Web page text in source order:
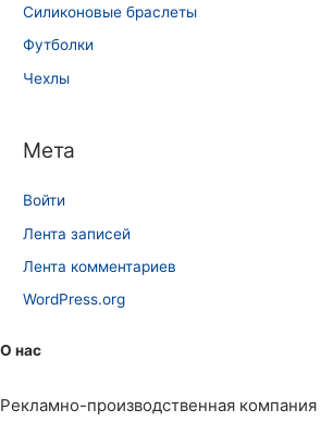
Силиконовые браслеты
Футболки
Чехлы
Мета
Войти
Лента записей
Лента комментариев
WordPress.org
О нас
Рекламно-производственная компания